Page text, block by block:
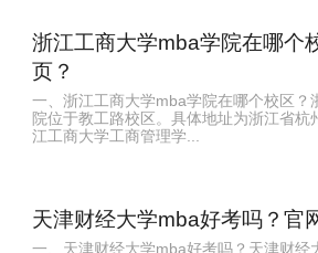
浙江工商大学mba学院在哪个
页？
一、浙江工商大学mba学院在哪个校区？
院位于‌教工路校区‌。具体地址为浙江省杭
江工商大学工商管理学...
天津财经大学mba好考吗？官
一、天津财经大学mba好考吗？天津财经